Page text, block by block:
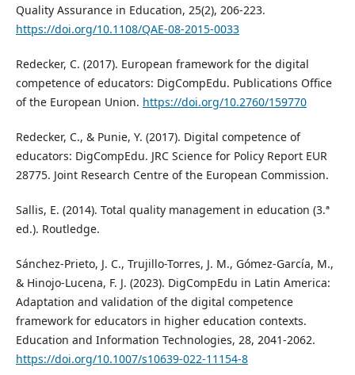
Quality Assurance in Education, 25(2), 206-223.
https://doi.org/10.1108/QAE-08-2015-0033
Redecker, C. (2017). European framework for the digital
competence of educators: DigCompEdu. Publications Office
of the European Union. https://doi.org/10.2760/159770
Redecker, C., & Punie, Y. (2017). Digital competence of
educators: DigCompEdu. JRC Science for Policy Report EUR
28775. Joint Research Centre of the European Commission.
Sallis, E. (2014). Total quality management in education (3.ª
ed.). Routledge.
Sánchez-Prieto, J. C., Trujillo-Torres, J. M., Gómez-García, M.,
& Hinojo-Lucena, F. J. (2023). DigCompEdu in Latin America:
Adaptation and validation of the digital competence
framework for educators in higher education contexts.
Education and Information Technologies, 28, 2041-2062.
https://doi.org/10.1007/s10639-022-11154-8